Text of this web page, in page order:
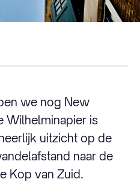
we nog New
Wilhelminapier is
uitzicht op de
naar de
Kop van Zuid.